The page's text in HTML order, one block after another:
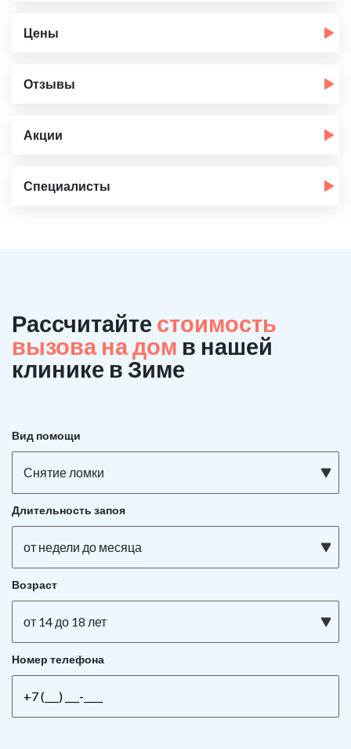
Цены
Отзывы
Акции
Специалисты
Рассчитайте стоимость
вызова на дом в нашей
клинике в Зиме
Вид помощи
Снятие ломки
Длительность запоя
от недели до месяца
Возраст
от 14 до 18 лет
Номер телефона